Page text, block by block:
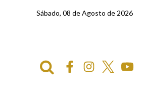
Sábado, 08 de Agosto de 2026